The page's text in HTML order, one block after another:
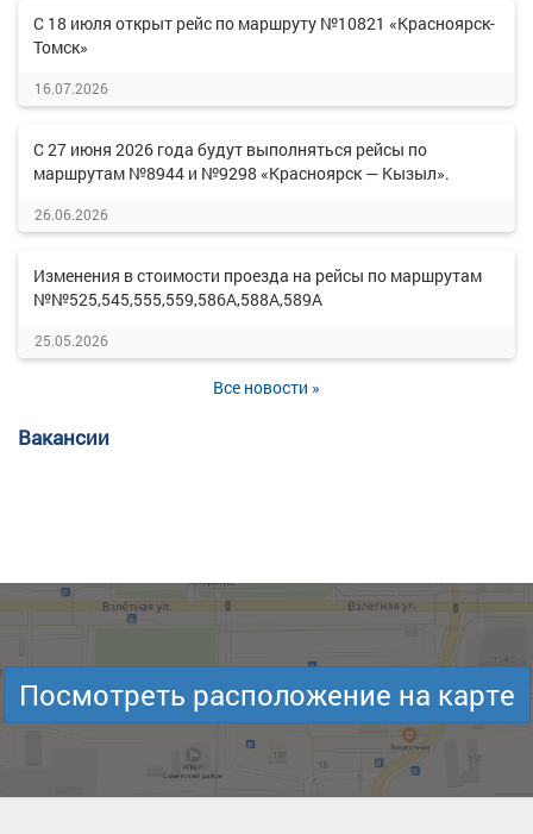
С 18 июля открыт рейс по маршруту №10821 «Красноярск-
Томск»
16.07.2026
С 27 июня 2026 года будут выполняться рейсы по
маршрутам №8944 и №9298 «Красноярск — Кызыл».
26.06.2026
Изменения в стоимости проезда на рейсы по маршрутам
№№525,545,555,559,586А,588А,589А
25.05.2026
Все новости »
Вакансии
Посмотреть расположение на карте